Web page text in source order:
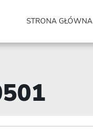
STRONA GŁÓWNA